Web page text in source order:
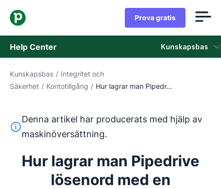
Prova gratis
Help Center Kunskapsbas
Kunskapsbas
Kontaka kundtjänst
Kunskapsbas / Integritet och
Säkerhet / Kontotillgång / Hur lagrar man Pipedr...
Denna text har översatts från engelska med hjälp av
Denna artikel har producerats med hjälp av
maskinöversättning.
Hur lagrar man Pipedrive
lösenord med en